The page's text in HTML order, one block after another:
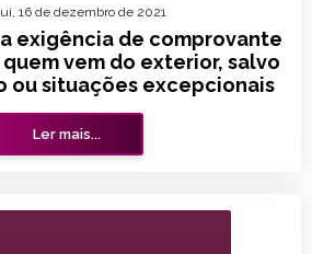
exigência de comprovante
vem do exterior, salvo
ou situações excepcionais
16 de dezembro de 2021
Ler mais...